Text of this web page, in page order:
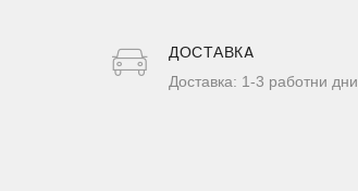
ДОСТАВКA
Доставка: 1-3 работни дни